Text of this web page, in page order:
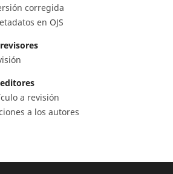
corregida
en OJS
a revisión
a los autores